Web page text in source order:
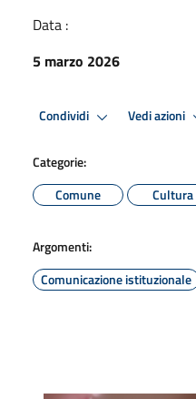
Data :
5 marzo 2026
Condividi Vedi azioni
Categorie:
Comune
Cultura
Argomenti:
Comunicazione istituzionale